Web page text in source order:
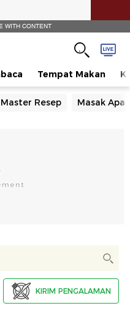
WITH CONTENT
Tempat Makan
Master Resep Masak Apa
KIRIM PENGALAMAN